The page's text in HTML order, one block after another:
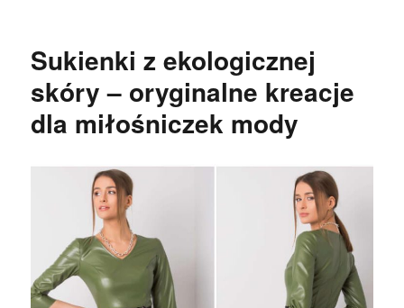
Sukienki z ekologicznej
skóry – oryginalne kreacje
dla miłośniczek mody